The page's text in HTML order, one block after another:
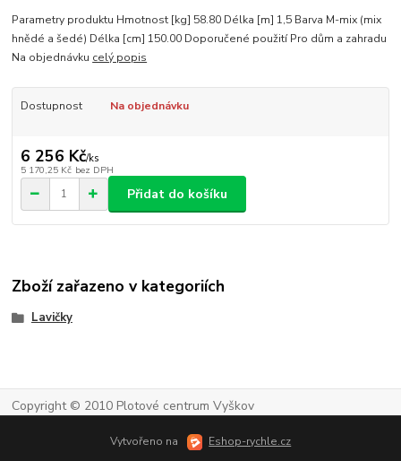
Parametry produktu Hmotnost [kg] 58.80 Délka [m] 1,5 Barva M-mix (mix
hnědé a šedé) Délka [cm] 150.00 Doporučené použití Pro dům a zahradu
Na objednávku celý popis
Dostupnost Na objednávku
6 256 Kč/ks
5 170,25 Kč bez DPH
Přidat do košíku
Zboží zařazeno v kategoriích
Lavičky
Copyright © 2010 Plotové centrum Vyškov
Vytvořeno na Eshop-rychle.cz